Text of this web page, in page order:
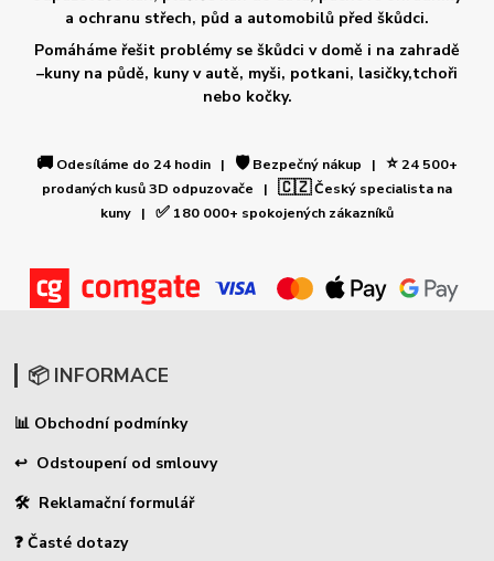
a ochranu střech, půd a automobilů před škůdci.
Pomáháme řešit problémy se škůdci v domě i na zahradě
–kuny na půdě, kuny v autě, myši, potkani, lasičky,tchoři
nebo kočky.
🚚 Odesíláme do 24 hodin | 🛡️Bezpečný nákup | ⭐24 500+
prodaných kusů 3D odpuzovače | 🇨🇿Český specialista na
kuny | ✅ 180 000+ spokojených zákazníků
📦 INFORMACE
📊 Obchodní podmínky
↩ Odstoupení od smlouvy
🛠 Reklamační formulář
❓ Časté dotazy